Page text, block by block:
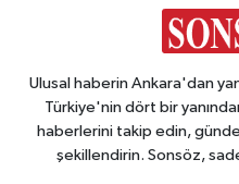
Ulusal haberin Ankara'dan
Türkiye'nin dört bir
haberlerini takip edin,
şekillendirin. Sonsöz,